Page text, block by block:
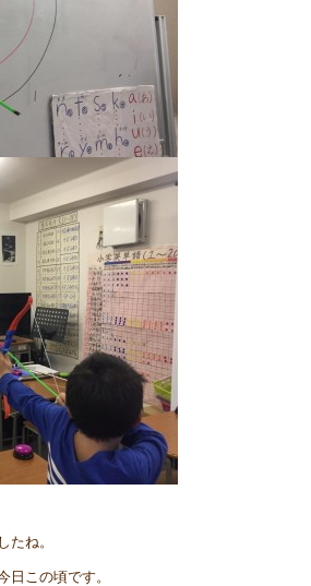
たね。
日この頃です。